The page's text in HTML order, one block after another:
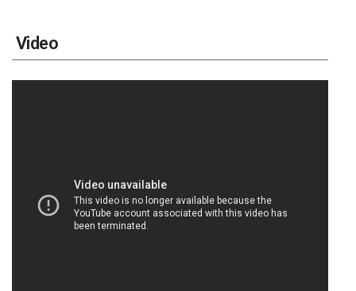
Video